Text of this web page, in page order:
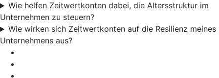
Wie helfen Zeitwertkonten dabei, die Altersstruktur im
Unternehmen zu steuern?
Wie wirken sich Zeitwertkonten auf die Resilienz meines
Unternehmens aus?